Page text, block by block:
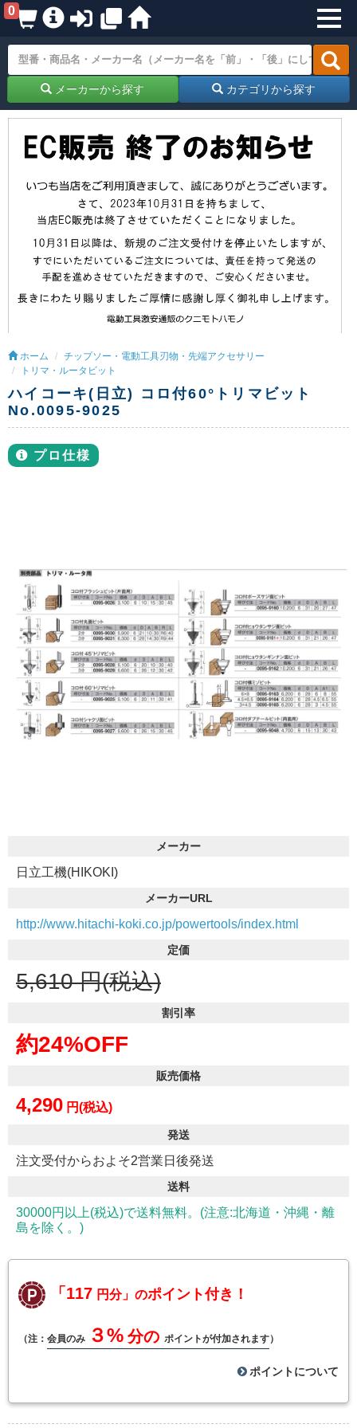
0
メーカーから探す カテゴリから探す
ホーム
チップソー・電動工具刃物・先端アクセサリー
トリマ・ルータビット
ハイコーキ(日立) コロ付60°トリマビット
No.0095-9025
プロ仕様
メーカー
日立工機(HIKOKI)
メーカーURL
http://www.hitachi-koki.co.jp/powertools/index.html
定価
5,610 円(税込)
割引率
約24%OFF
販売価格
4,290 円(税込)
発送
注文受付からおよそ2営業日後発送
送料
30000円以上(税込)で送料無料。(注意:北海道・沖縄・離
島を除く。)
「117 円分」のポイント付き！
（注： 会員のみ ３% 分の ポイントが付加されます）
ポイントについて